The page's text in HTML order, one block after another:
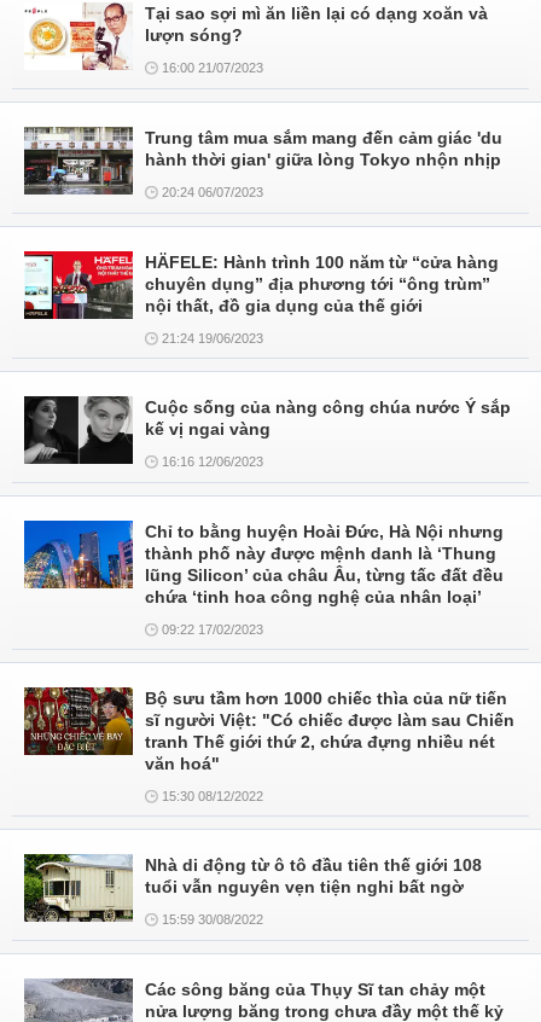
Tại sao sợi mì ăn liền lại có dạng xoăn và
lượn sóng?
16:00 21/07/2023
Trung tâm mua sắm mang đến cảm giác 'du
hành thời gian' giữa lòng Tokyo nhộn nhịp
20:24 06/07/2023
HÄFELE: Hành trình 100 năm từ “cửa hàng
chuyên dụng” địa phương tới “ông trùm”
nội thất, đồ gia dụng của thế giới
21:24 19/06/2023
Cuộc sống của nàng công chúa nước Ý sắp
kế vị ngai vàng
16:16 12/06/2023
Chỉ to bằng huyện Hoài Đức, Hà Nội nhưng
thành phố này được mệnh danh là ‘Thung
lũng Silicon’ của châu Âu, từng tấc đất đều
chứa ‘tinh hoa công nghệ của nhân loại’
09:22 17/02/2023
Bộ sưu tầm hơn 1000 chiếc thìa của nữ tiến
sĩ người Việt: "Có chiếc được làm sau Chiến
tranh Thế giới thứ 2, chứa đựng nhiều nét
văn hoá"
15:30 08/12/2022
Nhà di động từ ô tô đầu tiên thế giới 108
tuổi vẫn nguyên vẹn tiện nghi bất ngờ
15:59 30/08/2022
Các sông băng của Thụy Sĩ tan chảy một
nửa lượng băng trong chưa đầy một thế kỷ